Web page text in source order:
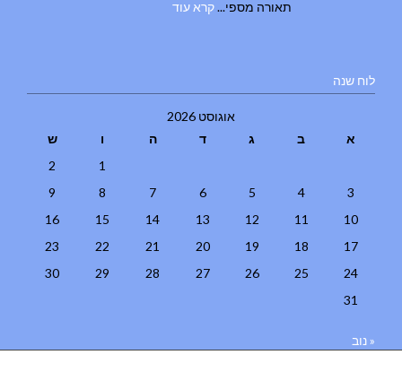
תאורה מספי...קרא עוד
לוח שנה
אוגוסט 2026
א
ב ג ד ה ו
ש
1
2
3
4
5
6
7
8
9
10
11
12
13
14
15
16
17
18
19
20
21
22
23
24
25
26
27
28
29
30
31
« נוב